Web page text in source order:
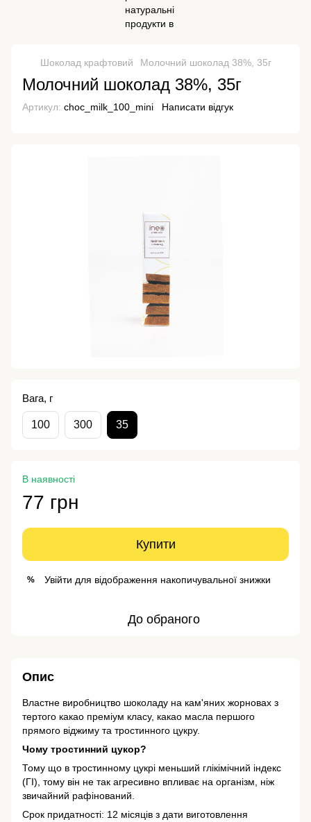
Шоколад крафтовий Молочний шоколад 38%, 35г
Молочний шоколад 38%, 35г
Артикул: choc_milk_100_mini Написати відгук
Вага, г
100 300 35
В наявності
77 грн
Купити
% Увійти для відображення накопичувальної знижки
До обраного
Опис
Властне виробництво шоколаду на кам'яних жорновах з
тертого какао преміум класу, какао масла першого
прямого віджиму та тростинного цукру.
Чому тростинний цукор?
Тому що в тростинному цукрі меньший глікімічний індекс
(ГІ), тому він не так агресивно впливає на організм, ніж
звичайний рафінований.
Срок придатності: 12 місяців з дати виготовлення